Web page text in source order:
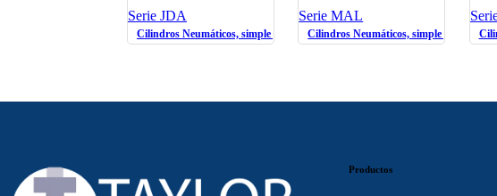
Serie JDA
Cilindros Neumáticos, simple y doble efecto
Serie MAL
Cilindros Neumáticos, simple y doble
Productos